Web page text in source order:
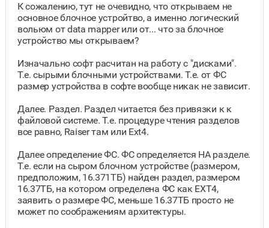
К сожалению, тут не очевидно, что открываем не
основное блочное устройтво, а именно логический
вольюм от data mapper или от... что за блочное
устройство мы открываем?
Изначально софт расчитан на работу с "дисками".
Т.е. сырыми блочными устройствами. Т.е. от ФС
размер устройства в софте вообще никак не зависит.
Далее. Раздел. Раздел читается без привязки к к
файловой системе. Т.е. процедуре чтения разделов
все равно, Raiser там или Ext4.
Далее определение ФС. ФС определяется НА разделе.
Т.е. если на сыром блочном устройстве (размером,
предположим, 16.371ТБ) найден раздел, размером
16.37ТБ, на котором определена ФС как EXT4,
заявить о размере ФС, меньше 16.37ТБ просто не
может по соображениям архитектуры.